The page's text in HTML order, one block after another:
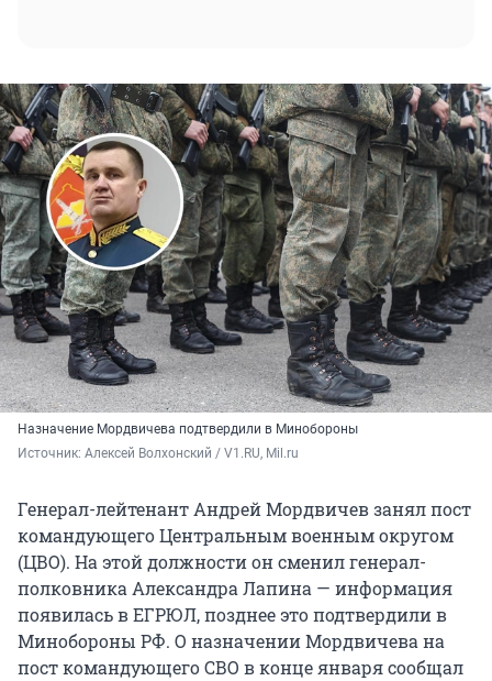
Назначение Мордвичева подтвердили в Минобороны
Источник: Алексей Волхонский / V1.RU, Mil.ru
Генерал-лейтенант Андрей Мордвичев занял пост
командующего Центральным военным округом
(ЦВО). На этой должности он сменил генерал-
полковника Александра Лапина — информация
появилась в ЕГРЮЛ, позднее это подтвердили в
Минобороны РФ. О назначении Мордвичева на
пост командующего СВО в конце января сообщал